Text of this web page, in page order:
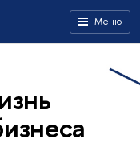
Меню